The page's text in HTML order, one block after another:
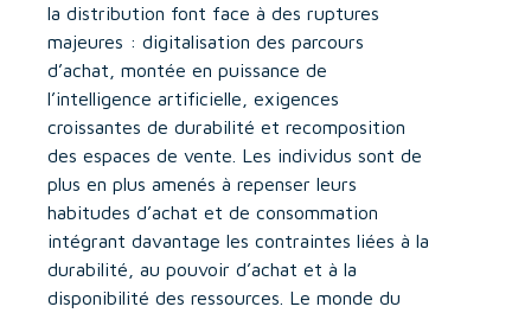
la distribution font face à des ruptures
majeures : digitalisation des parcours
d’achat, montée en puissance de
l’intelligence artificielle, exigences
croissantes de durabilité et recomposition
des espaces de vente. Les individus sont de
plus en plus amenés à repenser leurs
habitudes d’achat et de consommation
intégrant davantage les contraintes liées à la
durabilité, au pouvoir d’achat et à la
disponibilité des ressources. Le monde du